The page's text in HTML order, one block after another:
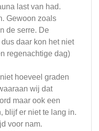
last van had.
Gewoon zoals
de serre. De
daar kon het niet
regenachtige dag)
hoeveel graden
wij dat
maar ook een
blijf er niet te lang in.
voor nam.